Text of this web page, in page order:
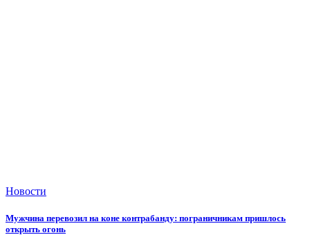
Новости
Мужчина перевозил на коне контрабанду: пограничникам пришлось
открыть огонь